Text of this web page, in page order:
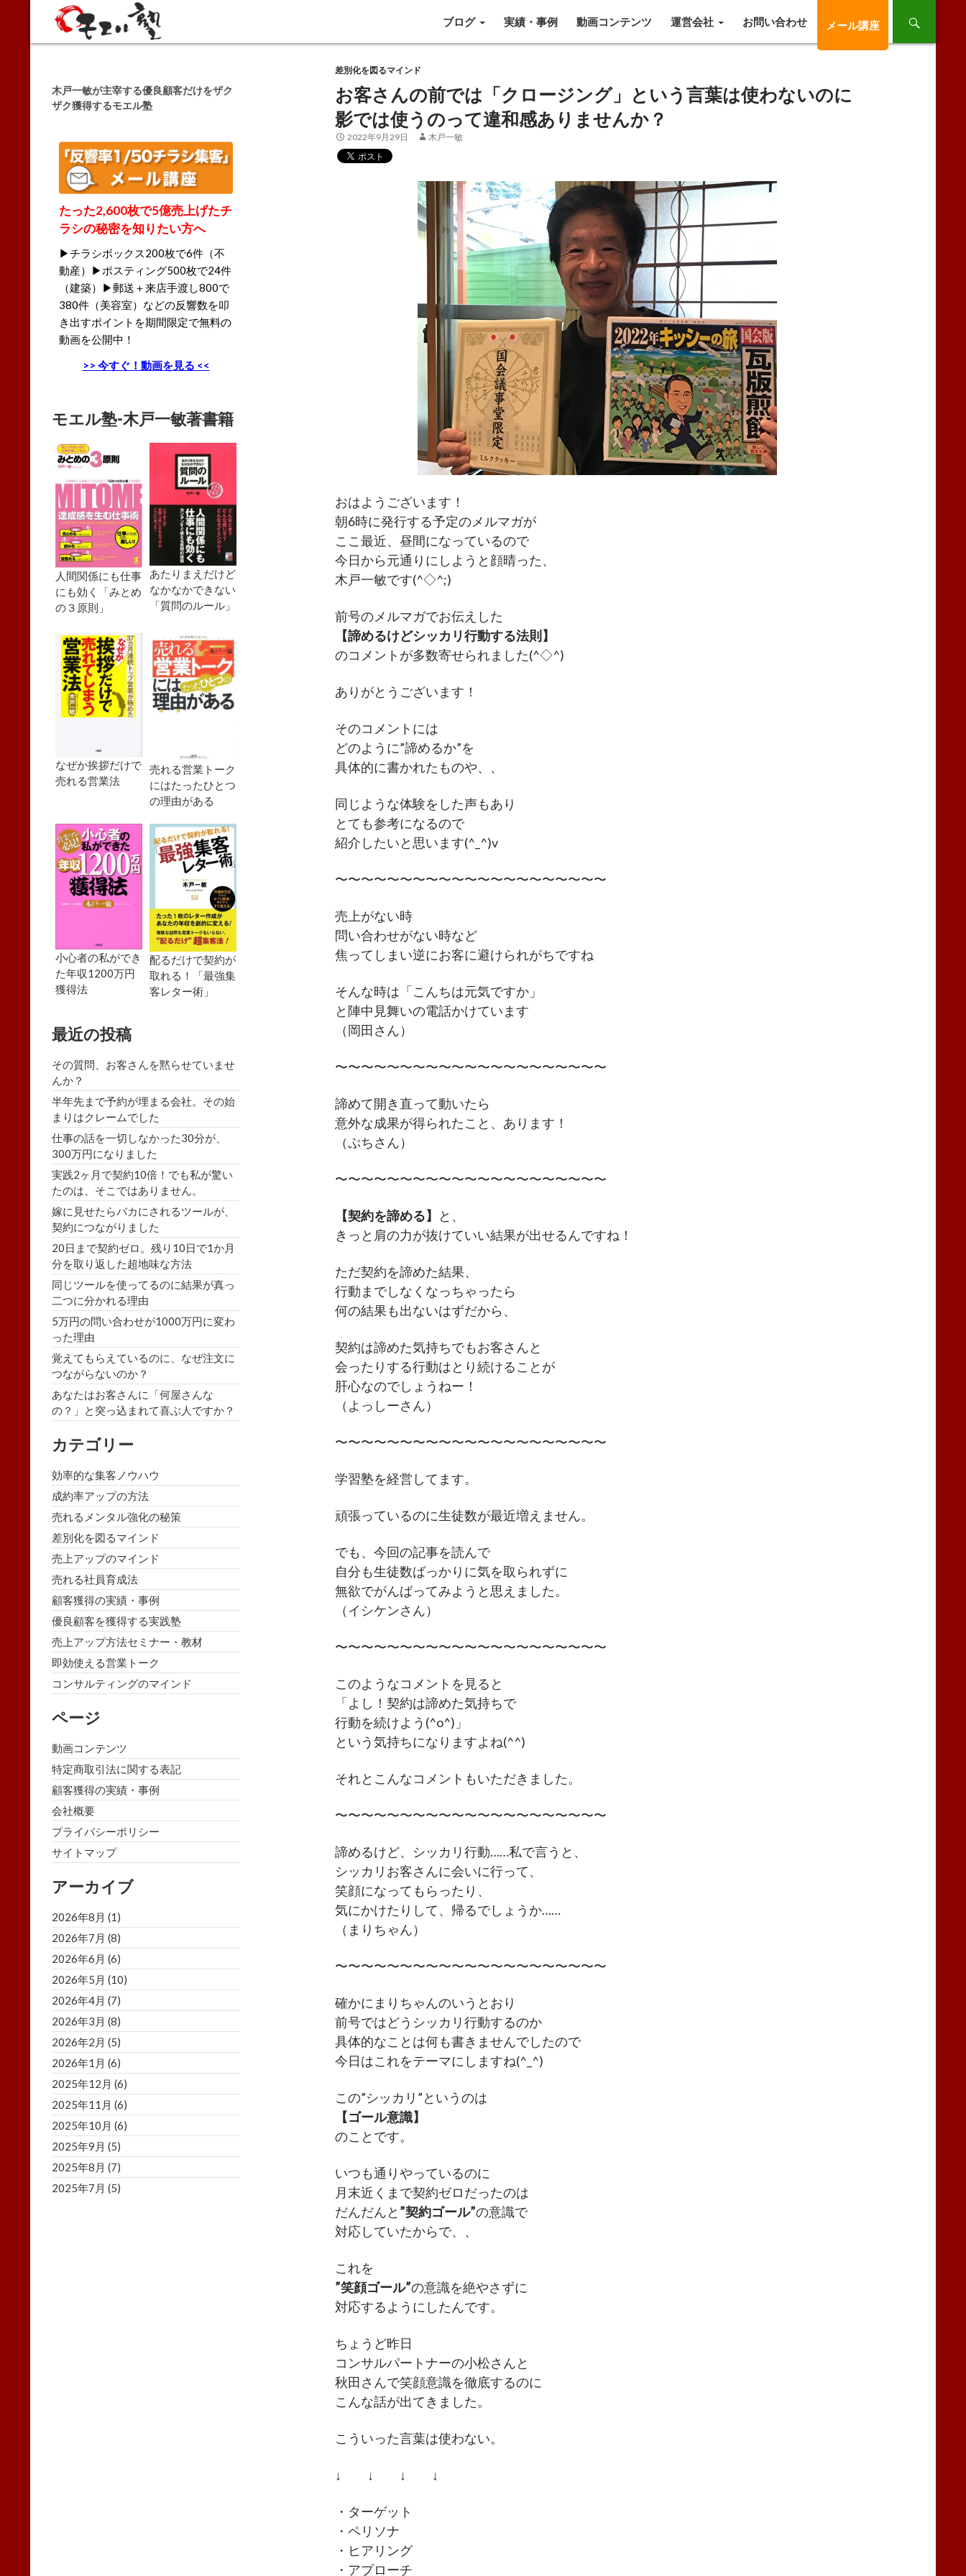
Search
ブログ
実績・事例 動画コンテンツ 運営会社 お問い合わせ メール講座
差別化を図るマインド
お客さんの前では「クロージング」という言葉は使わないのに
影では使うのって違和感ありませんか？
2022年9月29日 木戸一敏
おはようございます！
朝6時に発行する予定のメルマガが
ここ最近、昼間になっているので
今日から元通りにしようと顔晴った、
木戸一敏です(^◇^;)
前号のメルマガでお伝えした
【諦めるけどシッカリ行動する法則】
のコメントが多数寄せられました(^◇^)
ありがとうございます！
そのコメントには
どのように”諦めるか”を
具体的に書かれたものや、、
同じような体験をした声もあり
とても参考になるので
紹介したいと思います(^_^)v
〜〜〜〜〜〜〜〜〜〜〜〜〜〜〜〜〜〜〜〜〜
売上がない時
問い合わせがない時など
焦ってしまい逆にお客に避けられがちですね
そんな時は「こんちは元気ですか」
と陣中見舞いの電話かけています
（岡田さん）
〜〜〜〜〜〜〜〜〜〜〜〜〜〜〜〜〜〜〜〜〜
諦めて開き直って動いたら
意外な成果が得られたこと、あります！
（ぷちさん）
〜〜〜〜〜〜〜〜〜〜〜〜〜〜〜〜〜〜〜〜〜
【契約を諦める】
と、
きっと肩の力が抜けていい結果が出せるんですね！
ただ契約を諦めた結果、
行動までしなくなっちゃったら
何の結果も出ないはずだから、
契約は諦めた気持ちでもお客さんと
会ったりする行動はとり続けることが
肝心なのでしょうねー！
（よっしーさん）
〜〜〜〜〜〜〜〜〜〜〜〜〜〜〜〜〜〜〜〜〜
学習塾を経営してます。
頑張っているのに生徒数が最近増えません。
でも、今回の記事を読んで
自分も生徒数ばっかりに気を取られずに
無欲でがんばってみようと思えました。
（イシケンさん）
〜〜〜〜〜〜〜〜〜〜〜〜〜〜〜〜〜〜〜〜〜
このようなコメントを見ると
「よし！契約は諦めた気持ちで
行動を続けよう(^o^)」
という気持ちになりますよね(^^)
それとこんなコメントもいただきました。
〜〜〜〜〜〜〜〜〜〜〜〜〜〜〜〜〜〜〜〜〜
諦めるけど、シッカリ行動……私で言うと、
シッカリお客さんに会いに行って、
笑顔になってもらったり、
気にかけたりして、帰るでしょうか……
（まりちゃん）
〜〜〜〜〜〜〜〜〜〜〜〜〜〜〜〜〜〜〜〜〜
確かにまりちゃんのいうとおり
前号ではどうシッカリ行動するのか
具体的なことは何も書きませんでしたので
今日はこれをテーマにしますね(^_^)
この”シッカリ”というのは
【ゴール意識】
のことです。
いつも通りやっているのに
月末近くまで契約ゼロだったのは
だんだんと ”契約ゴール”の意識で
対応していたからで、、
これを
”笑顔ゴール”の意識を絶やさずに
対応するようにしたんです。
ちょうど昨日
コンサルパートナーの小松さんと
秋田さんで笑顔意識を徹底するのに
こんな話が出てきました。
こういった言葉は使わない。
↓ ↓ ↓ ↓
・ターゲット
・ペリソナ
・ヒアリング
・アプローチ
木戸一敏が主宰する優良顧客だけをザク
ザク獲得するモエル塾
たった2,600枚で5億売上げたチ
ラシの秘密を知りたい方へ
▶チラシボックス200枚で6件（不
動産）▶ポスティング500枚で24件
（建築）▶郵送＋来店手渡し800で
380件（美容室）などの反響数を叩
き出すポイントを期間限定で無料の
動画を公開中！
>> 今すぐ！動画を見る <<
モエル塾-木戸一敏著書籍
人間関係にも仕事
にも効く「みとめ
の３原則」
あたりまえだけど
なかなかできない
「質問のルール」
なぜか挨拶だけで
売れる営業法
売れる営業トーク
にはたったひとつ
の理由がある
小心者の私ができ
た年収1200万円
獲得法
配るだけで契約が
取れる！「最強集
客レター術」
最近の投稿
その質問、お客さんを黙らせていませ
んか？
半年先まで予約が埋まる会社。その始
まりはクレームでした
仕事の話を一切しなかった30分が、
300万円になりました
実践2ヶ月で契約10倍！でも私が驚い
たのは、そこではありません。
嫁に見せたらバカにされるツールが、
契約につながりました
20日まで契約ゼロ。残り10日で1か月
分を取り返した超地味な方法
同じツールを使ってるのに結果が真っ
二つに分かれる理由
5万円の問い合わせが1000万円に変わ
った理由
覚えてもらえているのに、なぜ注文に
つながらないのか？
あなたはお客さんに「何屋さんな
の？」と突っ込まれて喜ぶ人ですか？
カテゴリー
効率的な集客ノウハウ
成約率アップの方法
売れるメンタル強化の秘策
差別化を図るマインド
売上アップのマインド
売れる社員育成法
顧客獲得の実績・事例
優良顧客を獲得する実践塾
売上アップ方法セミナー・教材
即効使える営業トーク
コンサルティングのマインド
ページ
動画コンテンツ
特定商取引法に関する表記
顧客獲得の実績・事例
会社概要
プライバシーポリシー
サイトマップ
アーカイブ
2026年8月 (1)
2026年7月 (8)
2026年6月 (6)
2026年5月 (10)
2026年4月 (7)
2026年3月 (8)
2026年2月 (5)
2026年1月 (6)
2025年12月 (6)
2025年11月 (6)
2025年10月 (6)
2025年9月 (5)
2025年8月 (7)
2025年7月 (5)